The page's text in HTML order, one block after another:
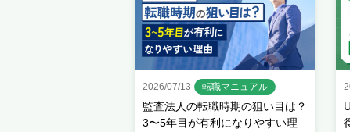
2026/07/13 転職マニュアル
監査法人の転職時期の狙い目は？
3〜5年目が有利になりやすい理